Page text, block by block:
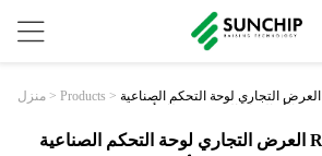
منزل > Products > العرض التجاري لوحة التحكم الصناعية RK3399 اللوح
ة الأم الذراع المضمنة بنظام أندرويد
العرض التجاري لوحة التحكم الصناعية RK3399 اللوحة الأم